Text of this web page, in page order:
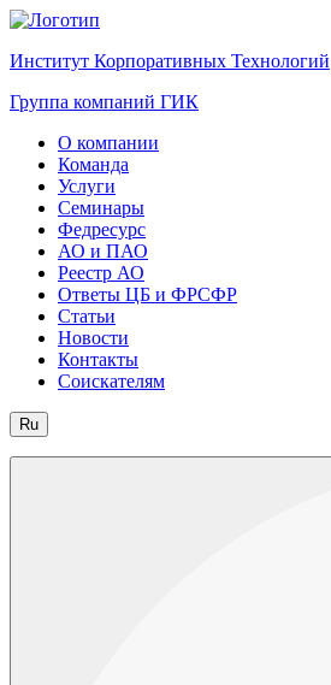
Институт Корпоративных Технологий
Группа компаний ГИК
О компании
Команда
Услуги
Семинары
Федресурс
АО и ПАО
Реестр АО
Ответы ЦБ и ФРСФР
Статьи
Новости
Контакты
Соискателям
Ru